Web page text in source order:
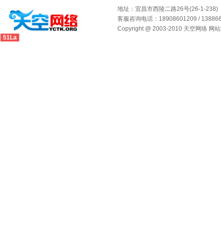
地址：宜昌市西陵二路26号(26-1-238)
客服咨询电话：18908601209 /
Copyright @ 2003-2010 天空网络 网
51La